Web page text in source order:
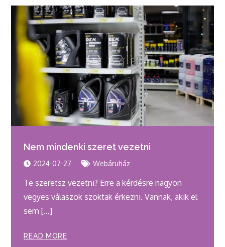
Nem mindenki szeret vezetni
2024-07-27 Webáruház
Te szeretsz vezetni? Erre a kérdésre nagyon
vegyes válaszok szoktak érkezni. Vannak, akik el
sem […]
READ MORE